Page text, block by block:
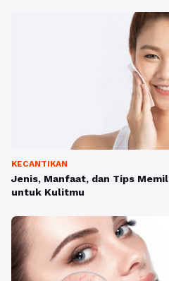
KECANTIKAN
Jenis, Manfaat, dan Tips
untuk Kulitmu